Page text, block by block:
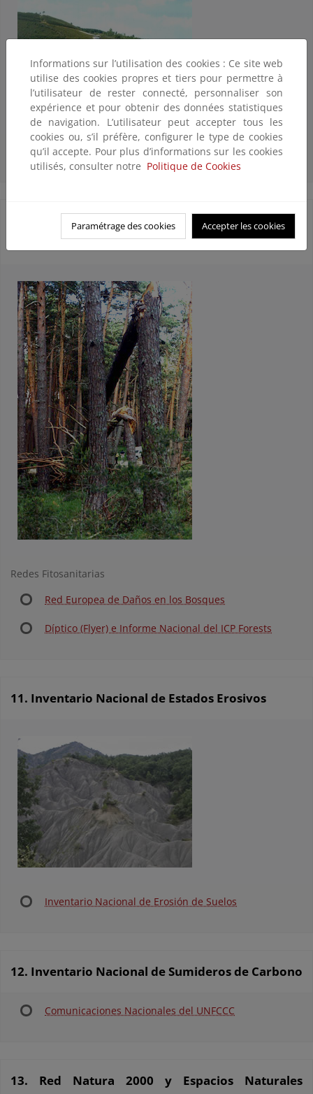
Archivo de incendios 2005
10. Inventario Nacional del Estado de Salud de los
Redes Fitosanitarias
Red Europea de Daños en los Bosques
Díptico (Flyer) e Informe Nacional del ICP Forests
11. Inventario Nacional de Estados Erosivos
Inventario Nacional de Erosión de Suelos
12. Inventario Nacional de Sumideros de Carbono
Comunicaciones Nacionales del UNFCCC
13. Red Natura 2000 y Espacios Naturales
Informations sur l’utilisation des cookies : Ce site web
utilise des cookies propres et tiers pour permettre à
l’utilisateur de rester connecté, personnaliser son
expérience et pour obtenir des données statistiques
de navigation. L’utilisateur peut accepter tous les
cookies ou, s’il préfère, configurer le type de cookies
qu’il accepte. Pour plus d’informations sur les cookies
utilisés, consulter notre Politique de Cookies
Paramétrage des cookies Accepter les cookies